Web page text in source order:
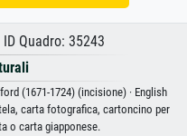
Quadro: 35243
(1671-1724) (incisione) · English
carta fotografica, cartoncino per
o carta giapponese.